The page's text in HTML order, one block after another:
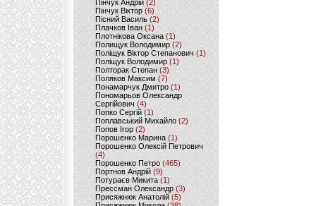
Пінчук Андрій(2)
Пінчук Віктор (6)
Пісний Василь (2)
Плачков Іван(1)
Плотнікова Оксана (1)
Полищук Володимир(2)
Поліщук Віктор Степанович(1)
Поліщук Володимир (1)
Полторак Степан(3)
Поляков Максим (7)
Понамарчук Дмитро (1)
Пономарьов Олександр
Сергійович(4)
Попко Сергій (1)
Поплавський Михайло (2)
Попов Ігор(2)
Порошенко Марина (1)
Порошенко Олексій Петрович
(4)
Порошенко Петро (465)
Портнов Андрій (9)
Потураєв Микита(1)
Прессман Олександр(3)
Присяжнюк Анатолій (5)